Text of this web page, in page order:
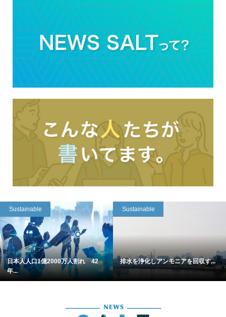
Sustainable
日本人人口1億2000万人割れ 42
年...
Sustainable
排水を浄化しアンモニアを回収す...